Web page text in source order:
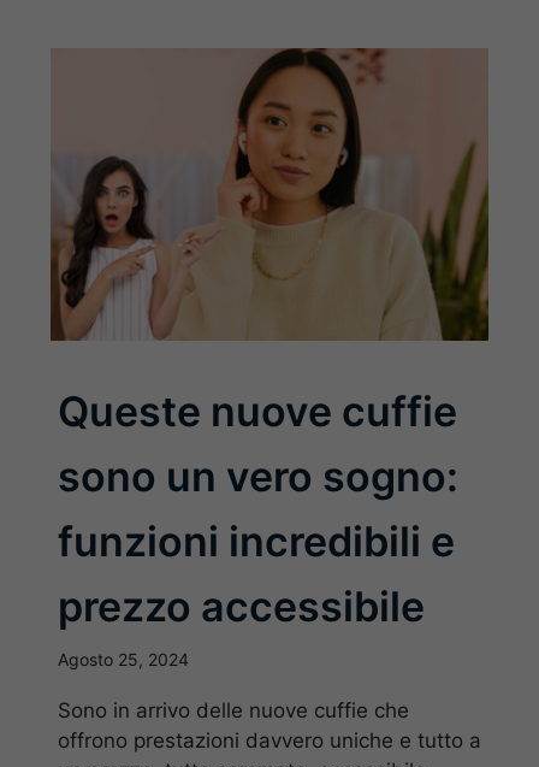
Queste nuove cuffie
sono un vero sogno:
funzioni incredibili e
prezzo accessibile
Agosto 25, 2024
Sono in arrivo delle nuove cuffie che
offrono prestazioni davvero uniche e tutto a